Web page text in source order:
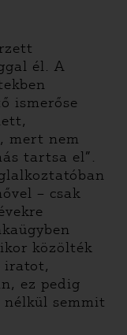
él. A
ismerőse
mert nem
tartsa el”.
– csak
közölték
iratot,
ez pedig
semmit